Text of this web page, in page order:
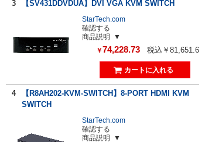
3 【SV431DDVDUA】DVI VGA KVM SWITCH
StarTech.com
確認する
商品説明
￥74,228.73 税込￥81,651.6
4
【R8AH202-KVM-SWITCH】8-PORT HDMI KVM
SWITCH
StarTech.com
確認する
商品説明